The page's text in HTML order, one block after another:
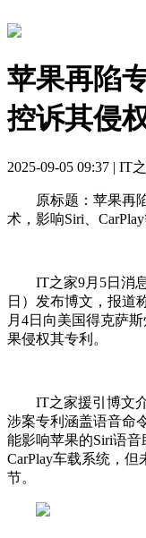
苹果再陷
控诉其侵
2025-09-05 09:37 | IT
原标题：苹果再陷
术，影响Siri、
IT之家9月5日消息
日）发布博文，报道
月4日向美国得克萨
果侵权其专利。
IT之家援引博文介
涉案专利涵盖语音命
能影响苹果的Siri语音
CarPlay车载系统，
节。